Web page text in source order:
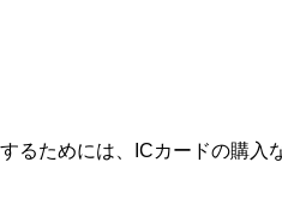
るためには、ICカードの購入